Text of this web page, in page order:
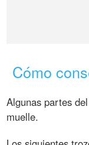
Cómo
Algunas partes
muelle.